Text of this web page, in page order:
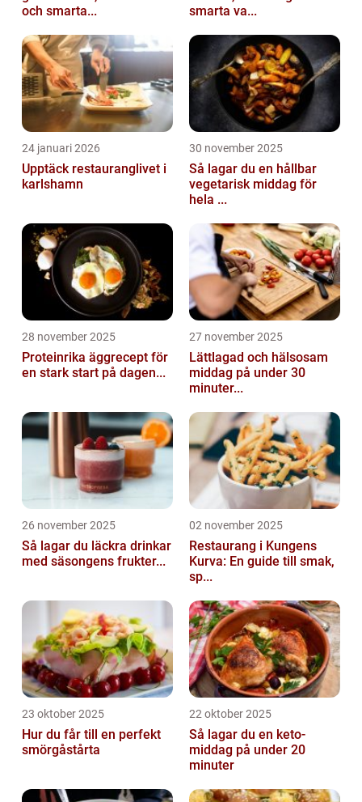
och smarta...
smarta va...
24 januari 2026
Upptäck restauranglivet i
karlshamn
30 november 2025
Så lagar du en hållbar
vegetarisk middag för
hela ...
28 november 2025
Proteinrika äggrecept för
en stark start på dagen...
27 november 2025
Lättlagad och hälsosam
middag på under 30
minuter...
26 november 2025
Så lagar du läckra drinkar
med säsongens frukter...
02 november 2025
Restaurang i Kungens
Kurva: En guide till smak,
sp...
23 oktober 2025
Hur du får till en perfekt
smörgåstårta
22 oktober 2025
Så lagar du en keto-
middag på under 20
minuter